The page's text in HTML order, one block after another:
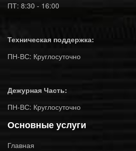
ПТ: 8:30 - 16:00
Техническая поддержка:
ПН-ВС: Круглосуточно
Дежурная Часть:
ПН-ВС: Круглосуточно
Основные услуги
Главная